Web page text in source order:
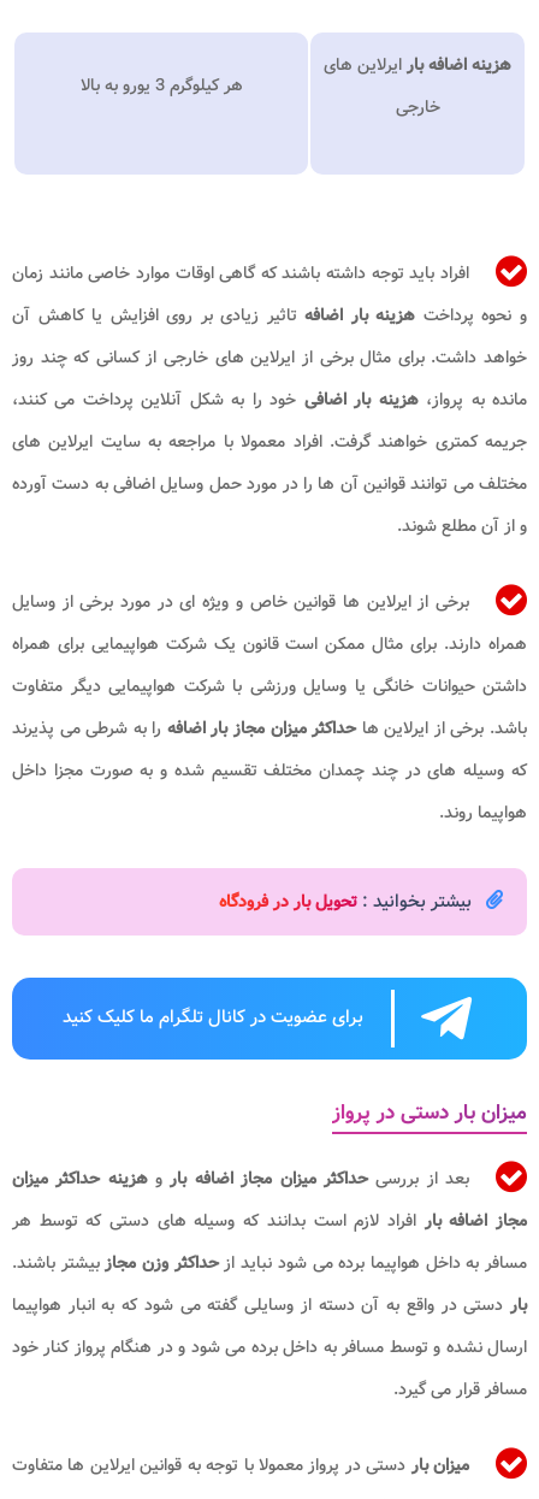
هزینه اضافه بارایرلاین های
خارجی
هر کیلوگرم 3 یورو به بالا
افراد باید توجه داشته باشند که گاهی اوقات موارد خاصی مانند زمان
و نحوه پرداخت هزینه بار اضافهتاثیر زیادی بر روی افزایش یا کاهش آن
خواهد داشت. برای مثال برخی از ایرلاین های خارجی از کسانی که چند روز
مانده به پرواز،هزینه بار اضافی خود را به شکل آنلاین پرداخت می کنند،
جریمه کمتری خواهند گرفت. افراد معمولا با مراجعه به سایت ایرلاین های
مختلف می توانند قوانین آن ها را در مورد حمل وسایل اضافی به دست آورده
و از آن مطلع شوند.
برخی از ایرلاین ها قوانین خاص و ویژه ای در مورد برخی از وسایل
همراه دارند. برای مثال ممکن است قانون یک شرکت هواپیمایی برای همراه
داشتن حیوانات خانگی یا وسایل ورزشی با شرکت هواپیمایی دیگر متفاوت
باشد. برخی از ایرلاین هاحداکثر میزان مجاز بار اضافه را به شرطی می پذیرند
که وسیله های در چند چمدان مختلف تقسیم شده و به صورت مجزا داخل
هواپیما روند.
بیشتر بخوانید : تحویل بار در فرودگاه
برای عضویت در کانال تلگرام ما کلیک کنید
میزان بار دستی در پرواز
بعد از بررسیحداکثر میزان مجاز اضافه باروهزینه حداکثر میزان
مجاز اضافه بارافراد لازم است بدانند که وسیله های دستی که توسط هر
مسافر به داخل هواپیما برده می شود نباید ازحداکثر وزن مجازبیشتر باشند.
باردستی در واقع به آن دسته از وسایلی گفته می شود که به انبار هواپیما
ارسال نشده و توسط مسافر به داخل برده می شود و در هنگام پرواز کنار خود
مسافر قرار می گیرد.
میزان باردستی در پرواز معمولا با توجه به قوانین ایرلاین ها متفاوت